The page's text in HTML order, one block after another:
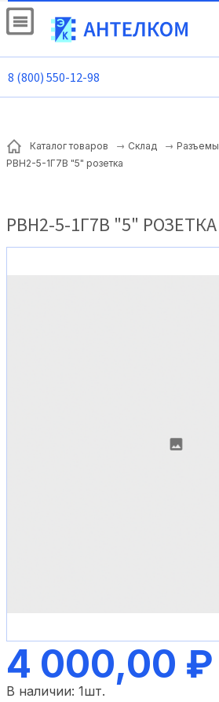
8 (800) 550-12-98
Каталог товаров Склад
Разъемы
РВН2-5-1Г7В "5" розетка
РВН2-5-1Г7В "5" РОЗЕТКА
4 000,00 ₽
В наличии: 1шт.